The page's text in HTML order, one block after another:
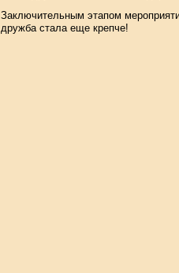
Заключительным этапом
дружба стала еще крепче!